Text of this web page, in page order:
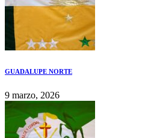
GUADALUPE NORTE
9 marzo, 2026